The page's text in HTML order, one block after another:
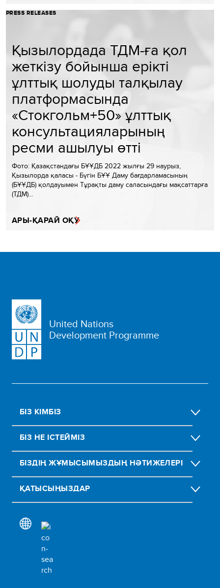
PRESS RELEASES
Қызылордада ТДМ-ға қол
жеткізу бойынша ерікті
ұлттық шолуды талқылау
платформасында
«Стокгольм+50» ұлттық
консультацияларының
ресми ашылуы өтті
Фото: Қазақстандағы БҰҰДБ 2022 жылғы 29 наурыз,
Қызылорда қаласы - Бүгін БҰҰ Даму бағдарламасының
(БҰҰДБ) қолдауымен Тұрақты даму саласындағы мақсаттарға
(ТДМ)…
АРЫ-ҚАРАЙ ОҚУ
United Nations
Development Programme
БІЗ КІМБІЗ
БІЗ НЕ ІСТЕЙМІЗ
БІЗДІҢ ЖҰМЫСЫМЫЗДЫҢ НӘТИЖЕЛЕРІ
ҚАТЫСЫҢЫЗДАР